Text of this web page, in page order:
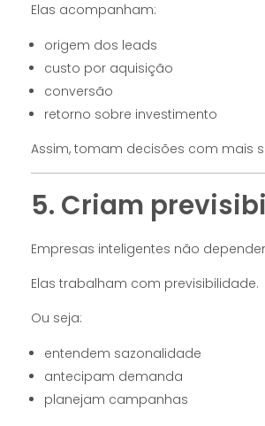
Elas acompanham:
origem dos leads
custo por aquisição
conversão
retorno sobre investimento
Assim, tomam decisões com mais
5. Criam
Empresas inteligentes não
Elas trabalham com previsibilidade.
Ou seja:
entendem sazonalidade
antecipam demanda
planejam campanhas